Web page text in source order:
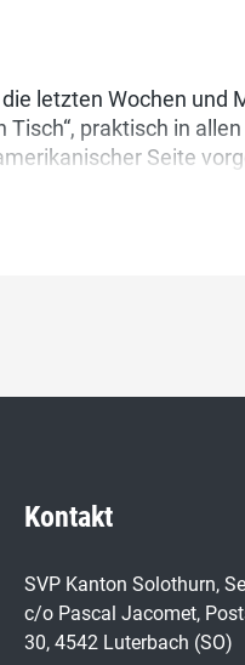
letzten Wochen
Tisch“, praktisch in
Seite
Kontakt
SVP Kanton Solothurn,
c/o Pascal Jacomet,
30, 4542 Luterbach (SO)